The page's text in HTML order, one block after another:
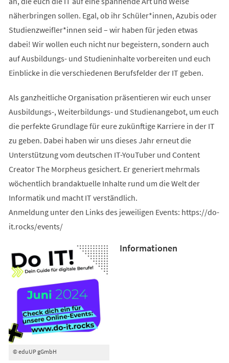
näherbringen sollen. Egal, ob ihr Schüler*innen, Azubis oder
Studienzweifler*innen seid – wir haben für jeden etwas
dabei! Wir wollen euch nicht nur begeistern, sondern auch
auf Ausbildungs- und Studieninhalte vorbereiten und euch
Einblicke in die verschiedenen Berufsfelder der IT geben.
Als ganzheitliche Organisation präsentieren wir euch unser
Ausbildungs-, Weiterbildungs- und Studienangebot, um euch
die perfekte Grundlage für eure zukünftige Karriere in der IT
zu geben. Dabei haben wir uns dieses Jahr erneut die
Unterstützung vom deutschen IT-YouTuber und Content
Creator The Morpheus gesichert. Er generiert mehrmals
wöchentlich brandaktuelle Inhalte rund um die Welt der
Informatik und macht IT verständlich.
Anmeldung unter den Links des jeweiligen Events: https://do-
it.rocks/events/
© eduUP gGmbH
Informationen